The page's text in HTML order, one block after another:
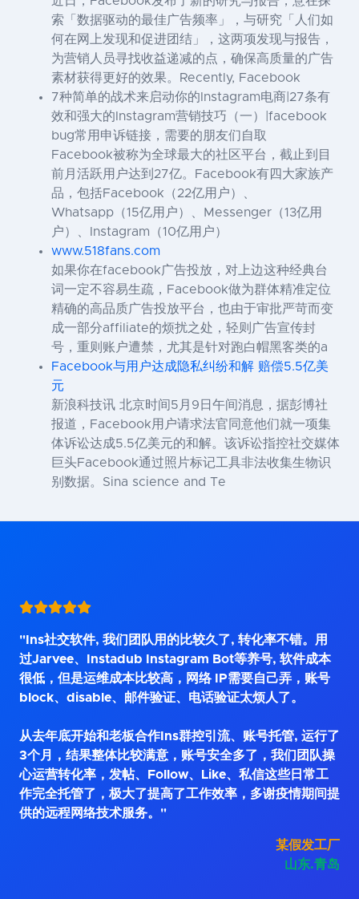
索「数据驱动的最佳广告频率」，与研究「人们如
何在网上发现和促进团结」，这两项发现与报告，
为营销人员寻找收益递减的点，确保高质量的广告
素材获得更好的效果。Recently, Facebook
7种简单的战术来启动你的Instagram电商|27条有
效和强大的Instagram营销技巧（一）|facebook
bug常用申诉链接，需要的朋友们自取
Facebook被称为全球最大的社区平台，截止到目
前月活跃用户达到27亿。Facebook有四大家族产
品，包括Facebook（22亿用户）、
Whatsapp（15亿用户）、Messenger（13亿用
户）、Instagram（10亿用户）
www.518fans.com
如果你在facebook广告投放，对上边这种经典台
词一定不容易生疏，Facebook做为群体精准定位
精确的高品质广告投放平台，也由于审批严苛而变
成一部分affiliate的烦扰之处，轻则广告宣传封
号，重则账户遭禁，尤其是针对跑白帽黑客类的a
Facebook与用户达成隐私纠纷和解 赔偿5.5亿美
元
新浪科技讯 北京时间5月9日午间消息，据彭博社
报道，Facebook用户请求法官同意他们就一项集
体诉讼达成5.5亿美元的和解。该诉讼指控社交媒体
巨头Facebook通过照片标记工具非法收集生物识
别数据。Sina science and Te
"Ins社交软件, 我们团队用的比较久了, 转化率不错。用
过Jarvee、Instadub Instagram Bot等养号, 软件成本
很低，但是运维成本比较高，网络 IP需要自己弄，账号
block、disable、邮件验证、电话验证太烦人了。
从去年底开始和老板合作Ins群控引流、账号托管, 运行了
3个月，结果整体比较满意，账号安全多了，我们团队操
心运营转化率，发帖、Follow、Like、私信这些日常工
作完全托管了，极大了提高了工作效率，多谢疫情期间提
供的远程网络技术服务。"
某假发工厂
山东.青岛